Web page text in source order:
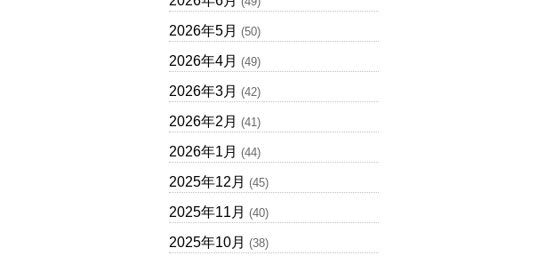
2026年5月 (50)
2026年4月 (49)
2026年3月 (42)
2026年2月 (41)
2026年1月 (44)
2025年12月 (45)
2025年11月 (40)
2025年10月 (38)